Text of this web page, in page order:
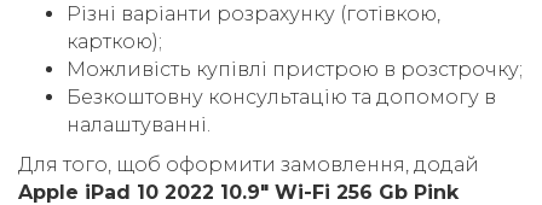
Різні варіанти розрахунку (готівкою,
карткою);
Можливість купівлі пристрою в розстрочку;
Безкоштовну консультацію та допомогу в
налаштуванні.
Для того, щоб оформити замовлення, додай
Apple iPad 10 2022 10.9" Wi-Fi 256 Gb Pink